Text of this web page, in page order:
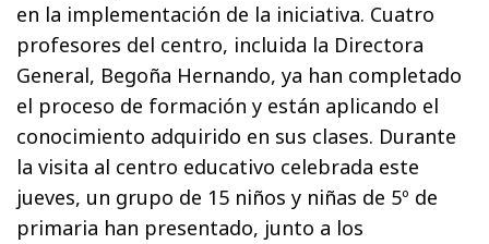
en la implementación de la iniciativa. Cuatro
profesores del centro, incluida la Directora
General, Begoña Hernando, ya han completado
el proceso de formación y están aplicando el
conocimiento adquirido en sus clases. Durante
la visita al centro educativo celebrada este
jueves, un grupo de 15 niños y niñas de 5º de
primaria han presentado, junto a los